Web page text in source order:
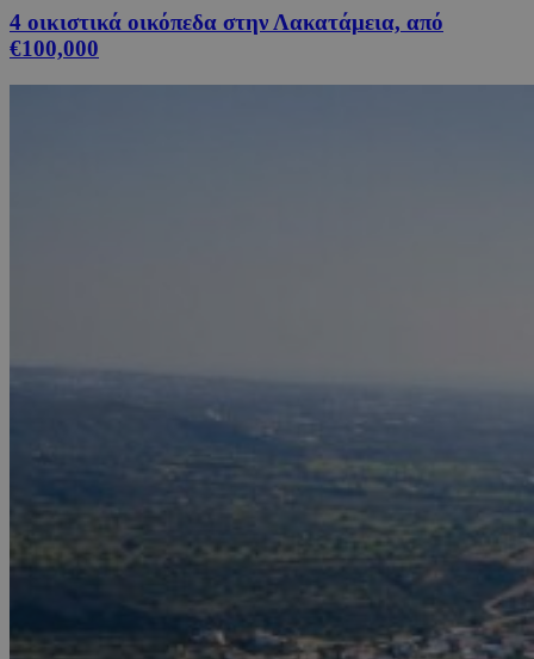
4 οικιστικά οικόπεδα στην Λακατάμεια, από
€100,000